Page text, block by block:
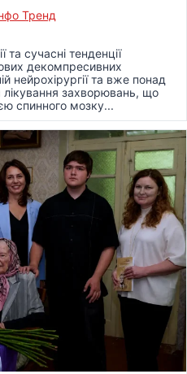
Тренд
та сучасні тенденції
декомпресивних
нейрохірургії та вже понад
лікування захворювань, що
спинного мозку...